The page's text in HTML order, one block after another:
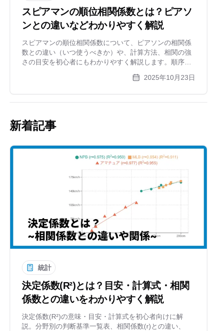
スピアマンの順位相関係数とは？ピアソ
ンとの違いなどわかりやすく解説
スピアマンの順位相関係数について、ピアソンの相関係
数との違い（いつ使うべきか）や、計算方法、相関の強
さの目安を初心者にもわかりやすく解説します。順序尺
2025年10月23日
新着記事
統計
決定係数(R²)とは？目安・計算式・相関
係数との違いをわかりやすく解説
決定係数(R²)の意味・目安・計算式を初心者向けに解
説。分野別の判断基準一覧表、相関係数(r)との違い、